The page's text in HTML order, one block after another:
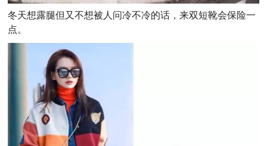
冬天想露腿但又不想被人问冷不冷的话，来双短靴会保险一
点。